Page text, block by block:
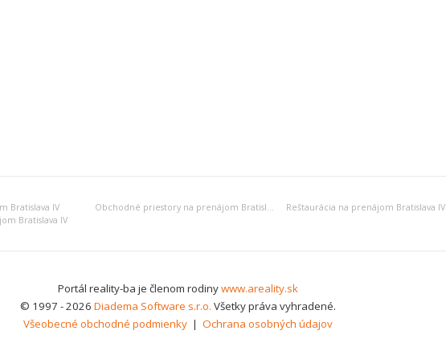
Bratislava IV Obchodné priestory na prenájom Bratislava IV Reštaurácia na prenájom Bratislava IV
Bratislava IV
Portál reality-ba je členom rodinywww.areality.sk
© 1997 - 2026 Diadema Software s.r.o. Všetky práva vyhradené.
Všeobecné obchodné podmienky | Ochrana osobných údajov